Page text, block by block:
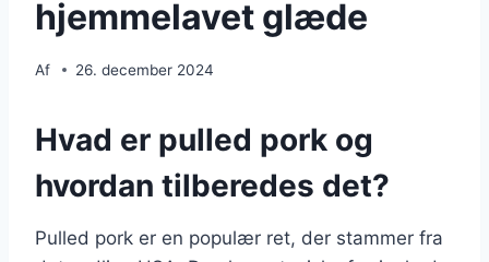
hjemmelavet glæde
Af 26. december 2024
Hvad er pulled pork og
hvordan tilberedes det?
Pulled pork er en populær ret, der stammer fra